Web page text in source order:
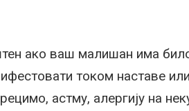
ако ваш малишан има
током наставе
астму, алергију на